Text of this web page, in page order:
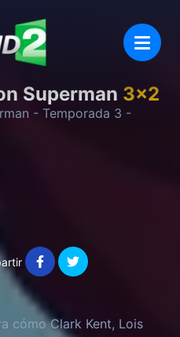
Superman 3x2
- Temporada 3 -
cómo Clark Kent, Lois